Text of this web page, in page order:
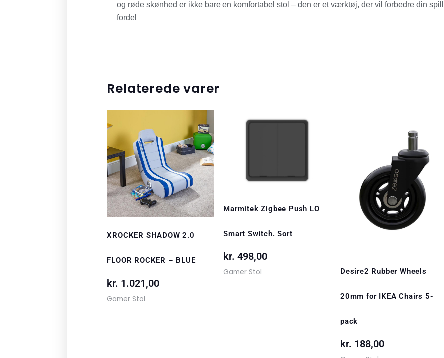
og røde skønhed er ikke bare en komfortabel stol – den er et værktøj, der vil forbedre din
fordel
Relaterede varer
XROCKER SHADOW 2.0
FLOOR ROCKER – BLUE
kr. 1.021,00
Gamer Stol
Marmitek Zigbee Push LO
Smart Switch. Sort
kr. 498,00
Gamer Stol Desire2 Rubber Wheels
20mm for IKEA Chairs 5-
pack
kr. 188,00